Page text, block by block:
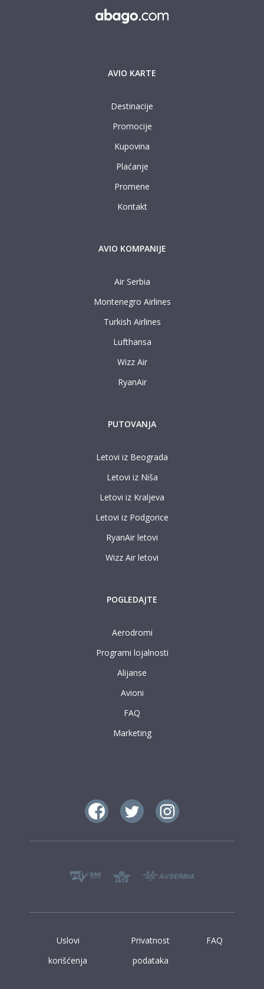
AVIO KARTE
Destinacije
Promocije
Kupovina
Plaćanje
Promene
Kontakt
AVIO KOMPANIJE
Air Serbia
Montenegro Airlines
Turkish Airlines
Lufthansa
Wizz Air
RyanAir
PUTOVANJA
Letovi iz Beograda
Letovi iz Niša
Letovi iz Kraljeva
Letovi iz Podgorice
RyanAir letovi
Wizz Air letovi
POGLEDAJTE
Aerodromi
Programi lojalnosti
Alijanse
Avioni
FAQ
Marketing
Uslovi
korišćenja
Privatnost
podataka
FAQ